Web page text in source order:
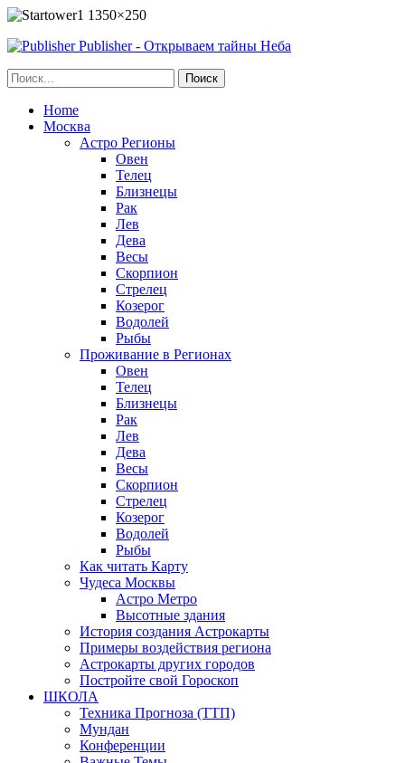
Publisher - Открываем тайны Неба
Home
Москва
Астро Регионы
Овен
Телец
Близнецы
Рак
Лев
Дева
Весы
Скорпион
Стрелец
Козерог
Водолей
Рыбы
Проживание в Регионах
Овен
Телец
Близнецы
Рак
Лев
Дева
Весы
Скорпион
Стрелец
Козерог
Водолей
Рыбы
Как читать Карту
Чудеса Москвы
Астро Метро
Высотные здания
История создания Астрокарты
Примеры воздействия региона
Астрокарты других городов
Постройте свой Гороскоп
ШКОЛА
Техника Прогноза (ТТП)
Мундан
Конференции